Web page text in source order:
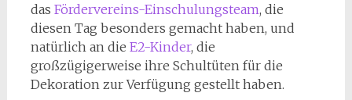
das Fördervereins-Einschulungsteam, die
diesen Tag besonders gemacht haben, und
natürlich an die E2-Kinder, die
großzügigerweise ihre Schultüten für die
Dekoration zur Verfügung gestellt haben.